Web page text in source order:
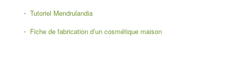
Tutoriel Mendrulandia
Fiche de fabrication d’un cosmétique maison